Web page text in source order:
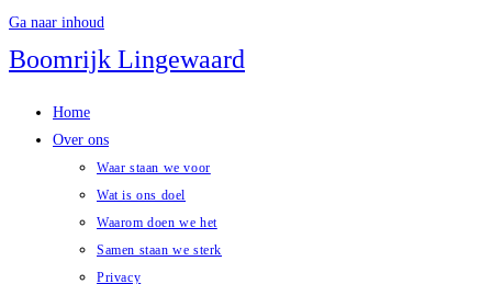
Ga naar inhoud
Boomrijk Lingewaard
Home
Over ons
Waar staan we voor
Wat is ons doel
Waarom doen we het
Samen staan we sterk
Privacy